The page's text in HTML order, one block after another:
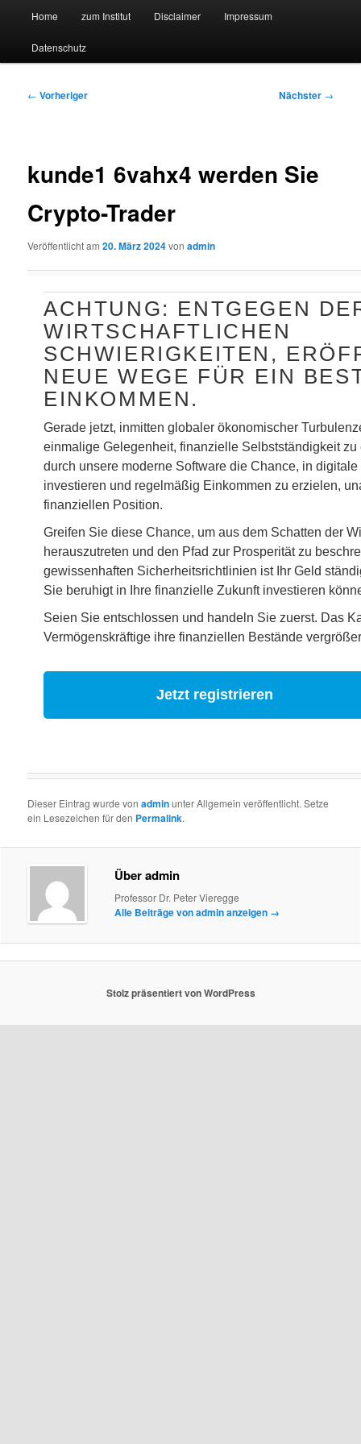
Suchmaschine Forschung und
Technologie
Zum
primären
Zum
sekundären
Home zum Institut Disclaimer Impressum
Datenschutz
Beitragsnavigation
← Vorheriger Nächster →
kunde1 6vahx4 werden Sie
Crypto-Trader
Veröffentlicht am20. März 2024vonadmin
ACHTUNG: ENTGEGEN
WIRTSCHAFTLICHEN
SCHWIERIGKEITEN,
NEUE WEGE FÜR EIN
EINKOMMEN.
Gerade jetzt, inmitten globaler ökonomischer
einmalige Gelegenheit, finanzielle Selbstständigkeit zu
durch unsere moderne Software die Chance, in
investieren und regelmäßig Einkommen zu erzielen,
finanziellen Position.
Greifen Sie diese Chance, um aus dem Schatten der
herauszutreten und den Pfad zur Prosperität zu
gewissenhaften Sicherheitsrichtlinien ist Ihr Geld
Sie beruhigt in Ihre finanzielle Zukunft investieren
Seien Sie entschlossen und handeln Sie zuerst. Das
Vermögenskräftige ihre finanziellen Bestände
Jetzt registrieren
Dieser Eintrag wurde vonadminunter Allgemein veröffentlicht. Setze
ein Lesezeichen für den Permalink.
Über admin
Professor Dr. Peter Vieregge
Alle Beiträge von admin anzeigen →
Stolz präsentiert von WordPress